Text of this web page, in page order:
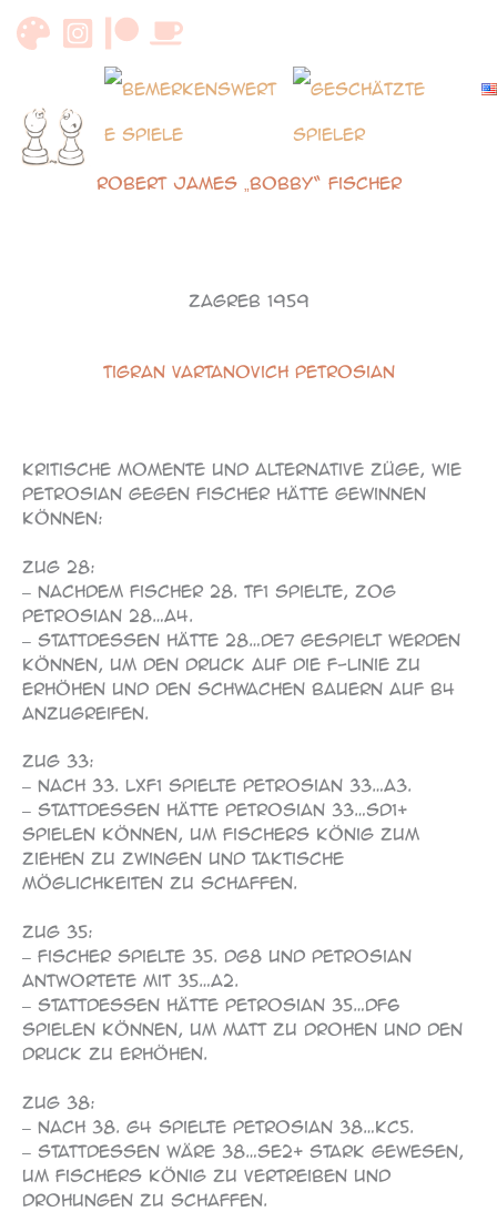
Inhalt
Robert James „Bobby“ Fischer
Zagreb 1959
Tigran Vartanovich Petrosian
Kritische Momente und alternative Züge, wie
Petrosian gegen Fischer hätte gewinnen
können:
Zug 28:
– Nachdem Fischer 28. Tf1 spielte, zog
Petrosian 28…a4.
– Stattdessen hätte 28…De7 gespielt werden
können, um den Druck auf die f-Linie zu
erhöhen und den schwachen Bauern auf b4
anzugreifen.
Zug 33:
– Nach 33. Lxf1 spielte Petrosian 33…a3.
– Stattdessen hätte Petrosian 33…Sd1+
spielen können, um Fischers König zum
Ziehen zu zwingen und taktische
Möglichkeiten zu schaffen.
Zug 35:
– Fischer spielte 35. Dg8 und Petrosian
antwortete mit 35…a2.
– Stattdessen hätte Petrosian 35…Df6
spielen können, um Matt zu drohen und den
Druck zu erhöhen.
Zug 38:
– Nach 38. g4 spielte Petrosian 38…Kc5.
– Stattdessen wäre 38…Se2+ stark gewesen,
um Fischers König zu vertreiben und
Drohungen zu schaffen.